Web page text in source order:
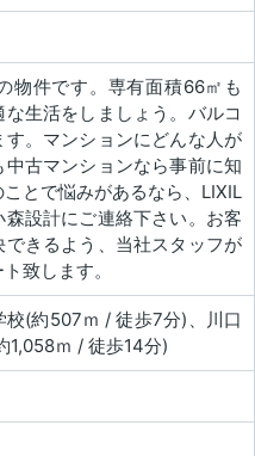
物件です。専有面積66㎡も
生活をしましょう。バルコ
す。マンションにどんな人が
古マンションなら事前に知
とで悩みがあるなら、LIXIL
設計にご連絡下さい。お客
きるよう、当社スタッフが
致します。
校(約507ｍ / 徒歩7分)、川口
1,058ｍ / 徒歩14分)